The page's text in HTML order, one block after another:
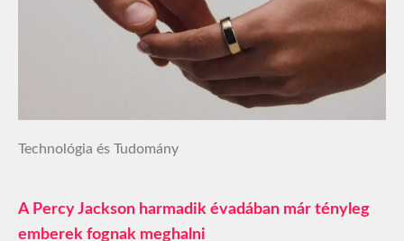
Technológia és Tudomány
A Percy Jackson harmadik évadában már tényleg
emberek fognak meghalni